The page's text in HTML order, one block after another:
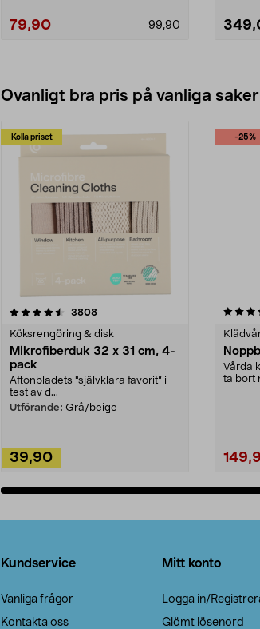
79,90 99,90
Ovanligt bra pris på vanliga saker
Kolla priset
3808recensioner
Köksrengöring & disk
Mikrofiberduk 32 x 31 cm, 4-
pack
Aftonbladets "självklara favorit” i
test av d...
Utförande: Grå/beige
39,90
-25%
4.0av 5 stjärnor
Vårda
ta bort
Kundservice
Vanliga frågor
Kontakta oss
Mitt konto
Logga in/
Glömt lösenord